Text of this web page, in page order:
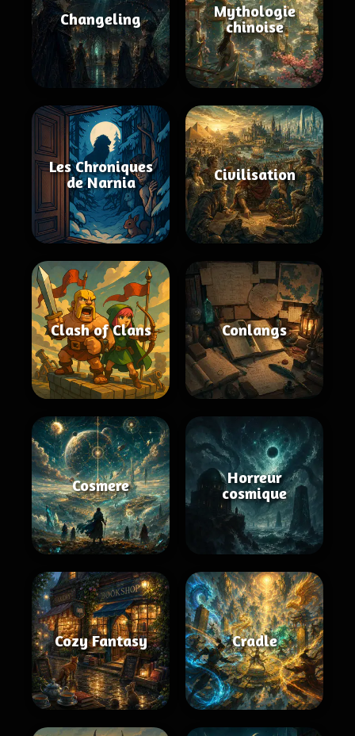
Changeling
Mythologie
chinoise
Les Chroniques
de Narnia
Civilisation
Clash of Clans Conlangs
Cosmere
Horreur
cosmique
Cozy Fantasy Cradle